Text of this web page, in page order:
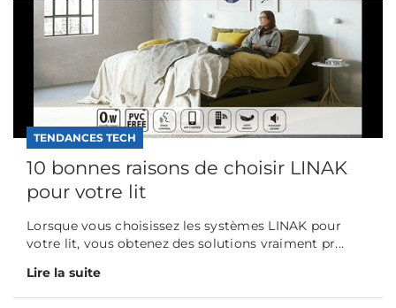
TENDANCES TECH
10 bonnes raisons de choisir LINAK
pour votre lit
Lorsque vous choisissez les systèmes LINAK pour
votre lit, vous obtenez des solutions vraiment pr...
Lire la suite